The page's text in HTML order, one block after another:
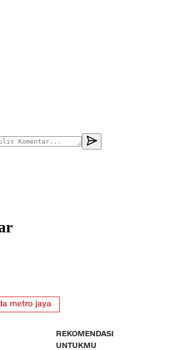
metro jaya
REKOMENDASI
UNTUKMU